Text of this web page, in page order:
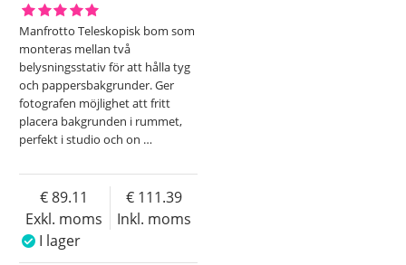
Manfrotto Teleskopisk bom som
monteras mellan två
belysningsstativ för att hålla tyg
och pappersbakgrunder. Ger
fotografen möjlighet att fritt
placera bakgrunden i rummet,
perfekt i studio och on …
Exkl. moms
89.11
Inkl. moms
111.39
I lager